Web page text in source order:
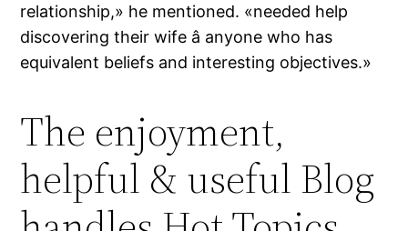
relationship,» he mentioned. «needed help
discovering their wife â anyone who has
equivalent beliefs and interesting objectives.»
The enjoyment,
helpful & useful Blog